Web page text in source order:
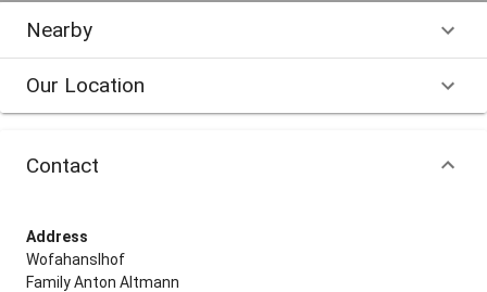
Nearby
Our Location
Contact
Address
Wofahanslhof
Family Anton Altmann